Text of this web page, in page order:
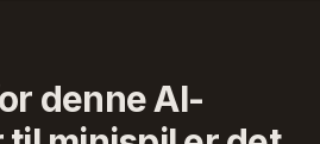
denne AI-